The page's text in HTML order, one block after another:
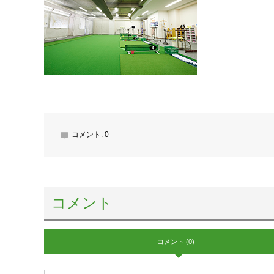
コメント: 0
コメント
コメント (0)